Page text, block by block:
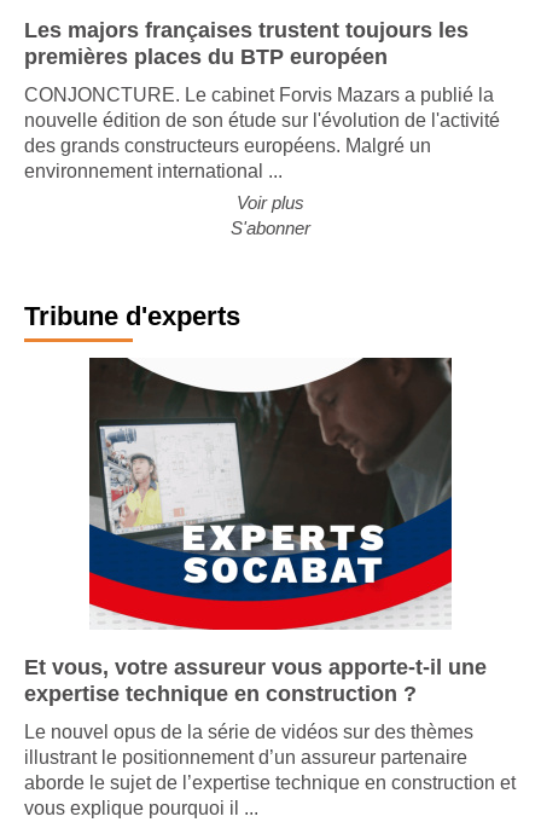
Les majors françaises trustent toujours les
premières places du BTP européen
CONJONCTURE. Le cabinet Forvis Mazars a publié la
nouvelle édition de son étude sur l'évolution de l'activité
des grands constructeurs européens. Malgré un
environnement international ...
Voir plus
S'abonner
Tribune d'experts
Et vous, votre assureur vous apporte-t-il une
expertise technique en construction ?
Le nouvel opus de la série de vidéos sur des thèmes
illustrant le positionnement d’un assureur partenaire
aborde le sujet de l’expertise technique en construction et
vous explique pourquoi il ...